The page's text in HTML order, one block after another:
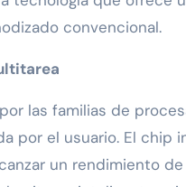
convencional.
las familias de
por el usuario. El chip
un rendimiento